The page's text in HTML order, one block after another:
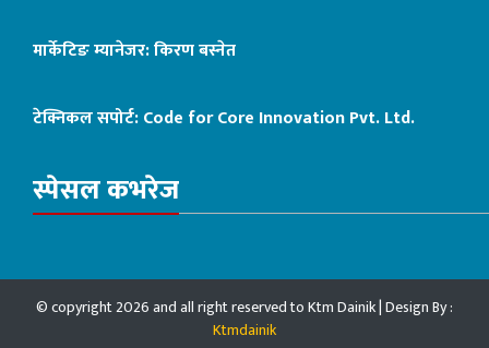
मार्केटिङ म्यानेजर: किरण बस्नेत
टेक्निकल सपोर्ट:Code for Core Innovation Pvt. Ltd.
स्पेसल कभरेज
© copyright 2026 and all right reserved to Ktm Dainik | Design By :
Ktmdainik